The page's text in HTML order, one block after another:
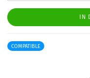
IN
COMPATIBLE